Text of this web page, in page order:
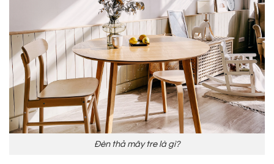
Đèn thả mây tre là gì?